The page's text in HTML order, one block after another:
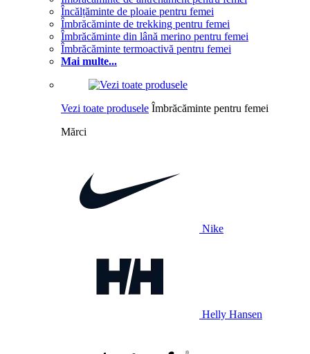
Încălțăminte de ploaie pentru femei
Îmbrăcăminte de trekking pentru femei
Îmbrăcăminte din lână merino pentru femei
Îmbrăcăminte termoactivă pentru femei
Mai multe...
Vezi toate produsele Îmbrăcăminte pentru femei
Mărci
Nike
Helly Hansen